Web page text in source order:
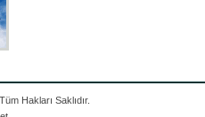
Hakları Saklıdır.